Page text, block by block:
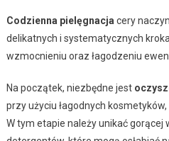
Codzienna pielęgnacja cery
delikatnych i systematycznych
wzmocnieniu oraz łagodzeniu
Na początek, niezbędne jest
przy użyciu łagodnych
W tym etapie należy unikać gorącej